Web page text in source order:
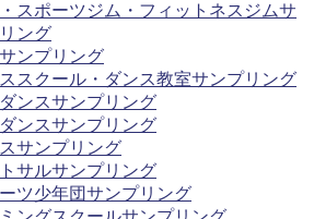
スポーツジム・フィットネスジムサ
ング
ンプリング
スクール・ダンス教室サンプリング
ンスサンプリング
ンスサンプリング
サンプリング
サルサンプリング
ツ少年団サンプリング